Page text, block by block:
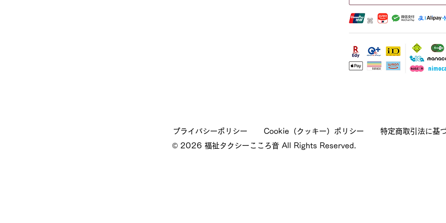
プライバシーポリシー Cookie（クッキー）ポリシー
特定商取引法に基
© 2026 福祉タクシーこころ音 All Rights Reserved.